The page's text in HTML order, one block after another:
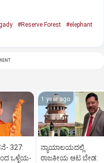
#Reserve Forest
#elephant
327:
ಒಳ್ಳೆಯ-
1 year ago
ನ್ಯಾಯಾಲಯದಲ್ಲಿ
ರಾಜಕೀಯ ಆಟ ಬೇಡ: